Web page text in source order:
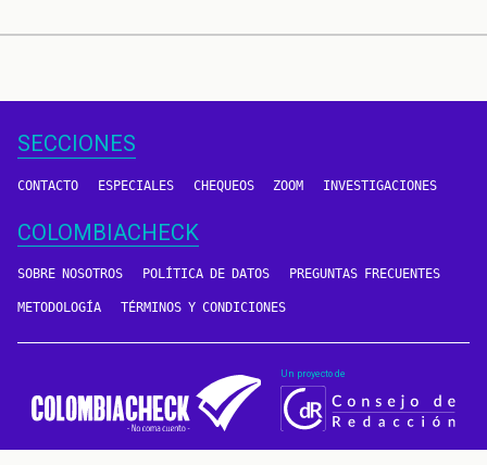
SECCIONES
CONTACTO ESPECIALES CHEQUEOS ZOOM INVESTIGACIONES
COLOMBIACHECK
SOBRE NOSOTROS POLÍTICA DE DATOS PREGUNTAS FRECUENTES
METODOLOGÍA TÉRMINOS Y CONDICIONES
Un proyecto de